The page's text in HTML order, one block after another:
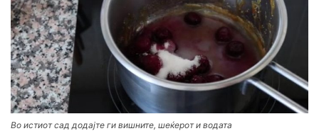
Во истиот сад додајте ги вишните, шеќерот и водата